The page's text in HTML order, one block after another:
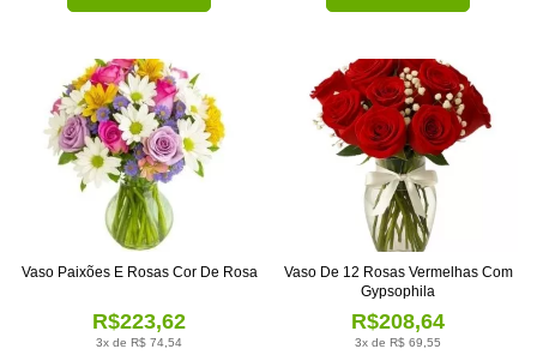
3x de R$ 74,54
R$223,62
Vaso Paixões E Rosas Cor De Rosa
3x de R$ 69,55
R$208,64
Vaso De 12 Rosas Vermelhas Com
Gypsophila